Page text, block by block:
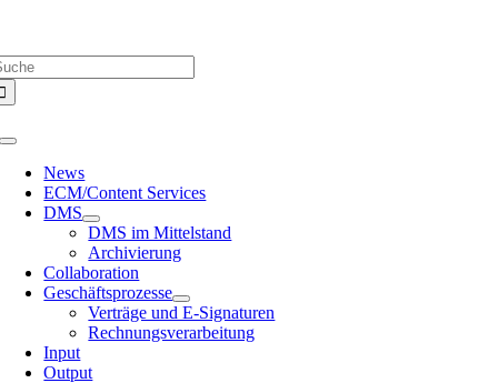
springen
Toggle
Navigation
News
ECM/Content Services
DMS
DMS im Mittelstand
Archivierung
Collaboration
Geschäftsprozesse
Verträge und E-Signaturen
Rechnungsverarbeitung
Input
Output